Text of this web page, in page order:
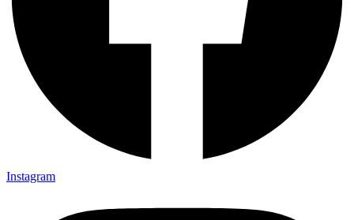
Instagram